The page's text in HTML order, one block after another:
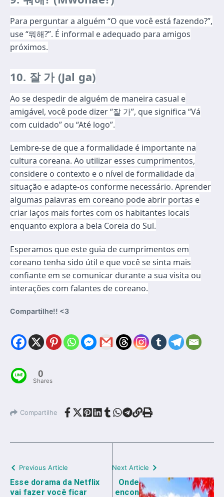
Para perguntar a alguém “O que você está fazendo?”,
use “뭐해?”. É informal e adequado para amigos
próximos.
10. 잘 가 (Jal ga)
Ao se despedir de alguém de maneira casual e
amigável, você pode dizer “잘 가”, que significa “Vá
com cuidado” ou “Até logo”.
Lembre-se de que a formalidade é importante na
cultura coreana. Ao utilizar esses cumprimentos,
considere o contexto e o nível de formalidade da
situação e adapte-os conforme necessário. Aprender
algumas palavras em coreano pode abrir portas e
criar laços mais fortes com os habitantes locais
enquanto explora a bela Coreia do Sul.
Esperamos que este guia de cumprimentos em
coreano tenha sido útil e que você se sinta mais
confiante em se comunicar durante a sua visita ou
interações com falantes de coreano.
Compartilhe!! <3
0
Shares
Compartilhe
Previous Article
Esse dorama da Netflix
vai fazer você ficar
Next Article
Onde
encon